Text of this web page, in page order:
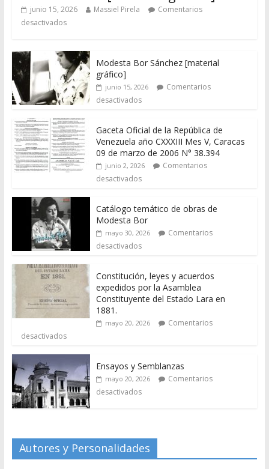
junio 15, 2026 Massiel Pirela
Comentarios
desactivados
Modesta Bor Sánchez [material
gráfico]
junio 15, 2026
Comentarios
desactivados
Gaceta Oficial de la República de
Venezuela año CXXXIII Mes V, Caracas
09 de marzo de 2006 N° 38.394
junio 2, 2026
Comentarios
desactivados
Catálogo temático de obras de
Modesta Bor
mayo 30, 2026
Comentarios
desactivados
Constitución, leyes y acuerdos
expedidos por la Asamblea
Constituyente del Estado Lara en
1881.
mayo 20, 2026
Comentarios
desactivados
Ensayos y Semblanzas
mayo 20, 2026
Comentarios
desactivados
Autores y Personalidades